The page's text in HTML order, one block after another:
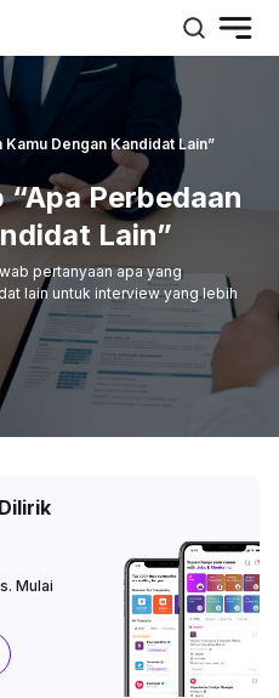
Dengan Kandidat Lain”
Perbedaan
Lain”
pertanyaan apa yang
lain untuk interview yang lebih
Mulai